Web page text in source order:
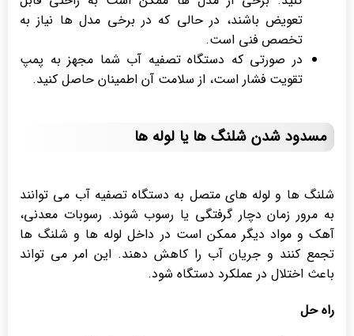
تعویض باشند، در حالی که در برخی مدل ها نیاز به
تخصص فنی است.
در صورتی که دستگاه تصفیه آب شما مجهز به پمپ
تقویت فشار است، از سلامت آن اطمینان حاصل کنید.
مسدود شدن شلنگ ها یا لوله ها
شلنگ ها و لوله های متصل به دستگاه تصفیه آب می توانند
به مرور زمان دچار گرفتگی یا رسوب شوند. رسوبات معدنی،
آهک و مواد دیگر ممکن است در داخل لوله ها و شلنگ ها
تجمع کنند و جریان آب را کاهش دهند. این امر می تواند
باعث اختلال در عملکرد دستگاه شود.
راه حل